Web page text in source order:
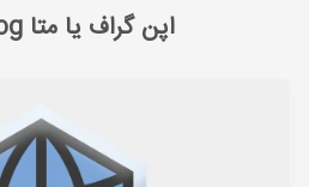
اپن گراف یا متا og چیست؟